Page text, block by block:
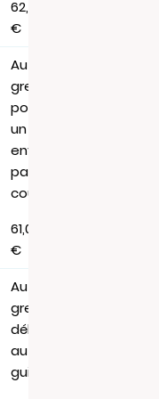
62,88
€
Au
greffe,
pour
un
envoi
par
courrier
61,06
€
Au
greffe,
délivrance
au
guichet